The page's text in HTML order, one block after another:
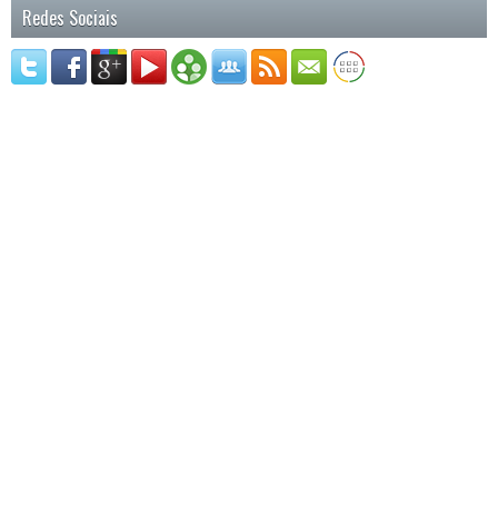
Redes Sociais